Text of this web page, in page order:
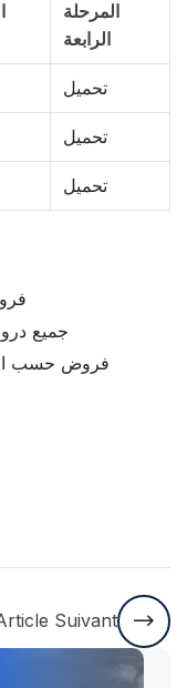
المرحلة
الرابعة
تحميل
تحميل
تحميل
جميع
فروض حسب
Suivant